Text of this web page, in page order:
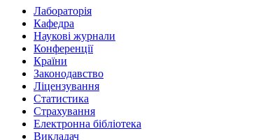
Лабораторія
Кафедра
Наукові журнали
Конференції
Країни
Законодавство
Ліцензування
Статистика
Страхування
Електронна бібліотека
Викладач